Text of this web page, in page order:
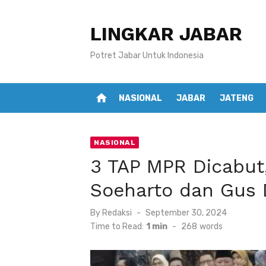
LINGKAR JABAR
Potret Jabar Untuk Indonesia
home NASIONAL JABAR JATENG
NASIONAL
3 TAP MPR
Soeharto dan Gus
By Redaksi
Posted
on
September 30, 2024
Time to Read: 1 min - 268 words